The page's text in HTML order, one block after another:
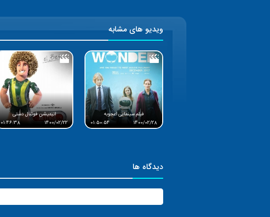
ویدیو های مشابه
فیلم سینمایی اعجوبه
1400/02/28
01:50:54
انیمیشن فوتبال دستی
1400/02/22
01:46:38
دیدگاه ها